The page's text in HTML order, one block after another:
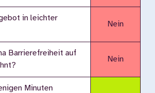
in leichter
Nein
Barrierefreiheit auf
Nein
Minuten